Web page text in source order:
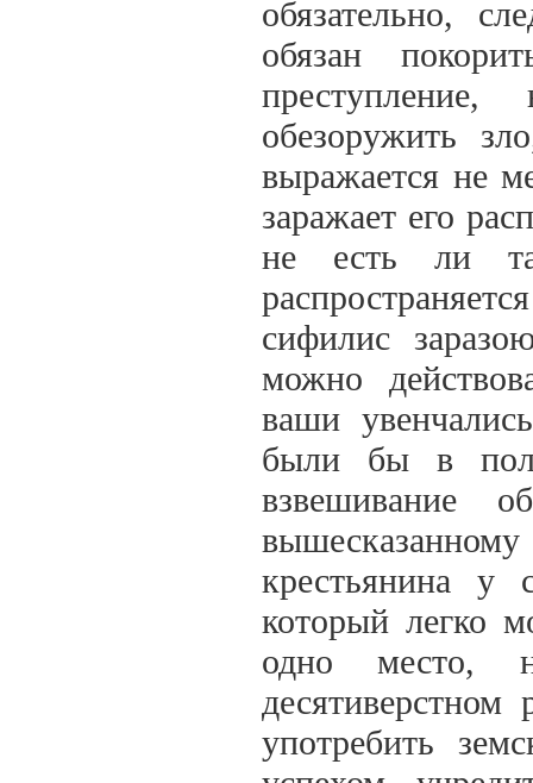
обязательно,
обязан
обезоружить
выражается не
заражает его
не есть ли
сифилис
можно
ваши
были бы в
взвешивание
крестьянина у
который легко
одно место,
употребить